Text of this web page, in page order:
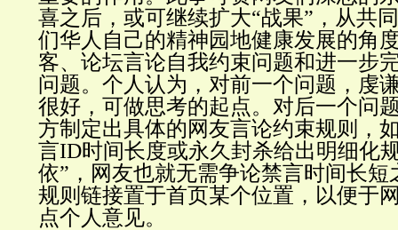
喜之后，或可继续扩大“战果”，从共
们华人自己的精神园地健康发展的角
客、论坛言论自我约束问题和进一步
问题。个人认为，对前一个问题，虔
很好，可做思考的起点。对后一个问
方制定出具体的网友言论约束规则，
言ID时间长度或永久封杀给出明细化
依”，网友也就无需争论禁言时间长短
规则链接置于首页某个位置，以便于
点个人意见。